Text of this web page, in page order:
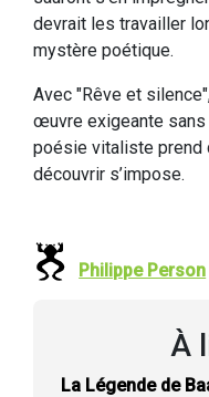
devrait les travailler
mystère poétique.
Avec "Rêve et
œuvre exigeante sans
poésie vitaliste prend
découvrir s’impose.
Philippe Person
À
La Légende de